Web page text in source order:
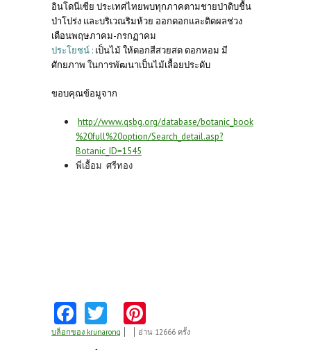
อินโดนีเซีย ประเทศไทยพบทุกภาคตามชายป่าดิบชื้น
ป่าโปร่ง และบริเวณริมห้วย ออกดอกและติดผลช่วง
เดือนพฤษภาคม-กรกฏาคม
ประโยชน์ : เป็นไม้ ให้ดอกสีสวยสด ดอกหอม มี
ศักยภาพ ในการพัฒนาเป็นไม้เลื้อยประดับ
ขอบคุณข้อมูจาก
http://www.qsbg.org/database/botanic_book
%20full%20option/Search_detail.asp?
Botanic_ID=1545
พี่เอื้อม ศรีทอง
Fa
ce w nt
บล็อกของ krunarong อ่าน 12666 ครั้ง